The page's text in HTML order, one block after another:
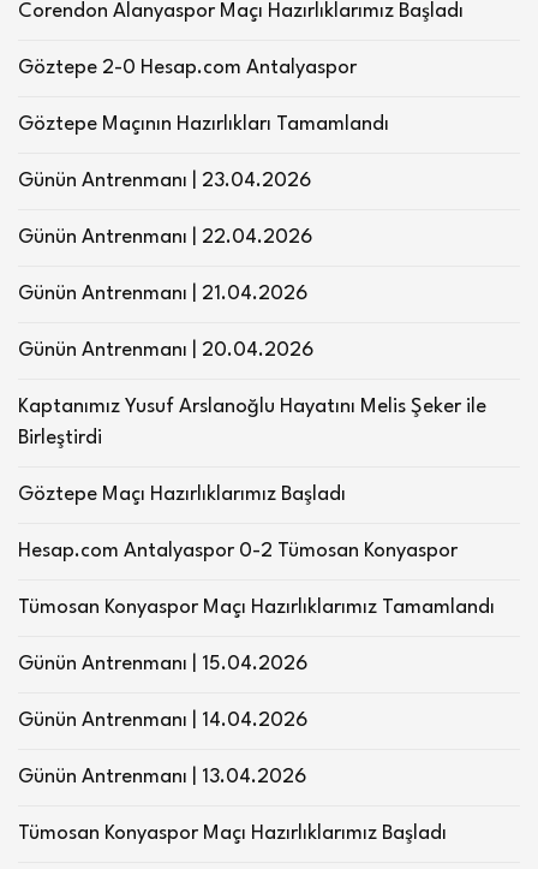
Corendon Alanyaspor Maçı Hazırlıklarımız Başladı
Göztepe 2-0 Hesap.com Antalyaspor
Göztepe Maçının Hazırlıkları Tamamlandı
Günün Antrenmanı | 23.04.2026
Günün Antrenmanı | 22.04.2026
Günün Antrenmanı | 21.04.2026
Günün Antrenmanı | 20.04.2026
Kaptanımız Yusuf Arslanoğlu Hayatını Melis Şeker ile
Birleştirdi
Göztepe Maçı Hazırlıklarımız Başladı
Hesap.com Antalyaspor 0-2 Tümosan Konyaspor
Tümosan Konyaspor Maçı Hazırlıklarımız Tamamlandı
Günün Antrenmanı | 15.04.2026
Günün Antrenmanı | 14.04.2026
Günün Antrenmanı | 13.04.2026
Tümosan Konyaspor Maçı Hazırlıklarımız Başladı